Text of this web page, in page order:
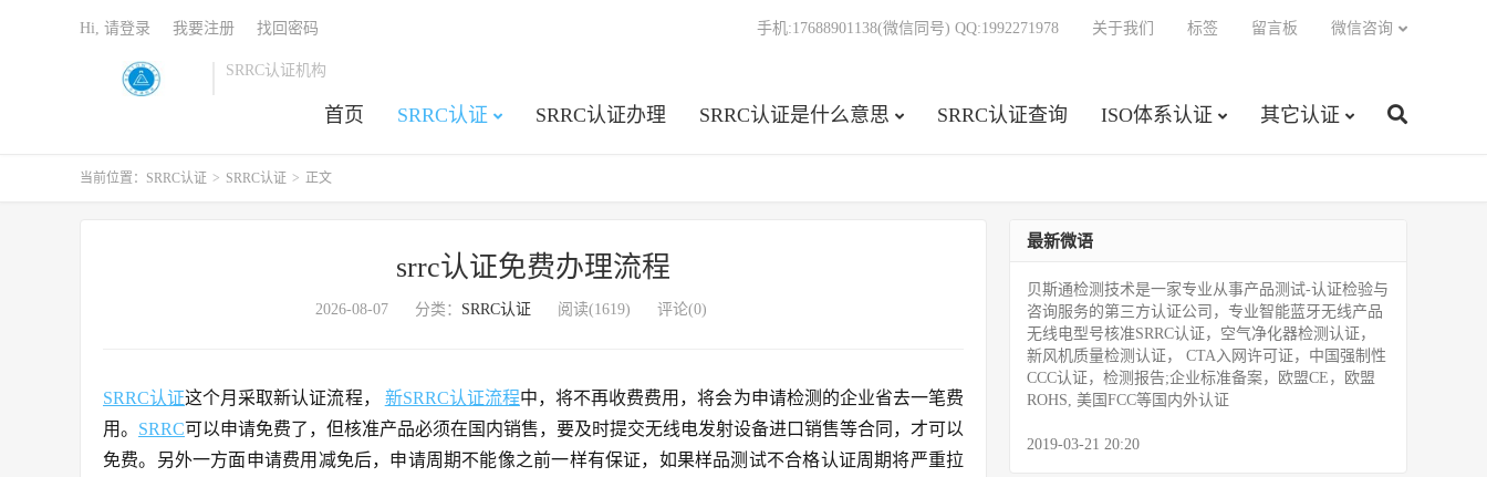
SRRC认证机构
首页 SRRC认证 SRRC认证办理 SRRC认证是什么意思 SRRC认证查询 ISO体系认证 其它认证
手机:17688901138(微信同号) QQ:1992271978 关于我们 标签 留言板 微信咨询
Hi, 请登录 我要注册 找回密码
当前位置： SRRC认证 > SRRC认证 > 正文
srrc认证免费办理流程
2026-08-07 分类： SRRC认证 阅读(1619) 评论(0)
SRRC认证这个月采取新认证流程， 新SRRC认证流程中，将不再收费费用，将会为申请检测的企业省去一笔费
用。 SRRC可以申请免费了，但核准产品必须在国内销售，要及时提交无线电发射设备进口销售等合同，才可以
免费。另外一方面申请费用减免后，申请周期不能像之前一样有保证，如果样品测试不合格认证周期将严重拉
最新微语
贝斯通检测技术是一家专业从事产品测试­-认证检验与
咨询服务的第三方认证公司，专业智能蓝牙无线产品
无线电型号核准SRRC认证，空气净化器检测认证，
新风机质量检测认证， CTA入网许可证，中国强制性
CCC认证，检测报告;企业标准备案，欧盟CE，欧盟
ROHS, 美国FCC等国内外认证
2019-03-21 20:20